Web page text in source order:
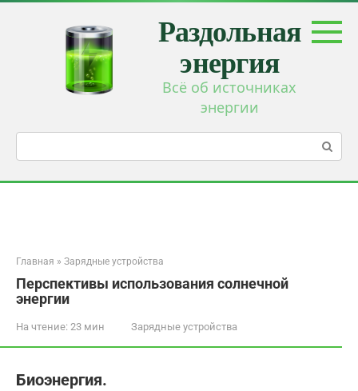
Перейти
Раздольная
энергия
Всё об источниках
энергии
Главная » Зарядные устройства
Перспективы использования солнечной
энергии
На чтение: 23 мин Зарядные устройства
Биоэнергия.